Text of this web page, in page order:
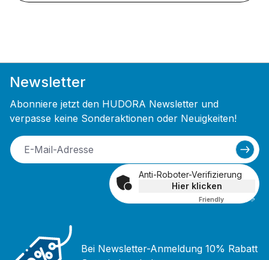
Newsletter
Abonniere jetzt den HUDORA Newsletter und
verpasse keine Sonderaktionen oder Neuigkeiten!
Anti-Roboter-Verifizierung
Hier klicken
Friendly Captcha ⇗
Bei Newsletter-Anmeldung 10% Rabatt